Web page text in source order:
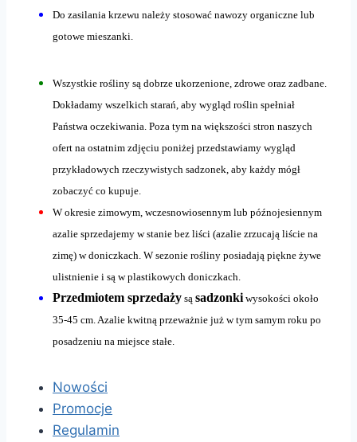
Do zasilania krzewu należy stosować nawozy organiczne lub
gotowe mieszanki.
Wszystkie rośliny są dobrze ukorzenione, zdrowe oraz zadbane.
Dokładamy wszelkich starań, aby wygląd roślin spełniał
Państwa oczekiwania. Poza tym na większości stron naszych
ofert na ostatnim zdjęciu poniżej przedstawiamy wygląd
przykładowych rzeczywistych sadzonek, aby każdy mógł
zobaczyć co kupuje.
W okresie zimowym, wczesnowiosennym lub późnojesiennym
azalie sprzedajemy w stanie bez liści (azalie zrzucają liście na
zimę) w doniczkach. W sezonie rośliny posiadają piękne żywe
ulistnienie i są w plastikowych doniczkach.
Przedmiotem sprzedaży są sadzonki wysokości około
35-45 cm. Azalie kwitną przeważnie już w tym samym roku po
posadzeniu na miejsce stałe.
Nowości
Promocje
Regulamin